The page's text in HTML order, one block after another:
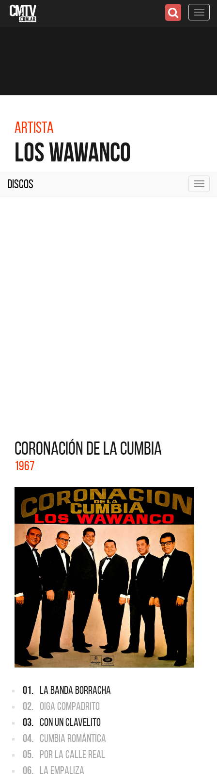
Artista
Los Wawanco
Discos
CORONACIÓN DE LA CUMBIA
1967
01. LA BANDA BORRACHA
02. OIGA COMPADRITO
03. CON UN CLAVELITO
04. CUMBIA ROMÁNTICA
05. POR LA CALLE REAL
06. LA EMPALIZA